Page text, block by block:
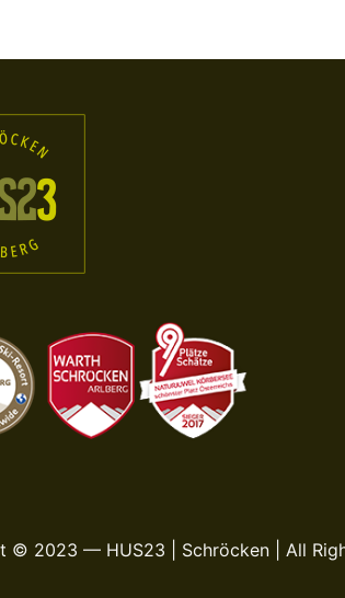
© 2023 — HUS23 | Schröcken | All